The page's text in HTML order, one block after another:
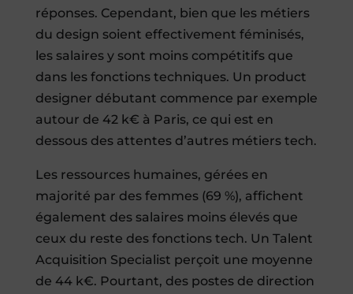
réponses. Cependant, bien que les métiers
du design soient effectivement féminisés,
les salaires y sont moins compétitifs que
dans les fonctions techniques. Un product
designer débutant commence par exemple
autour de 42 k€ à Paris, ce qui est en
dessous des attentes d’autres métiers tech.
Les ressources humaines, gérées en
majorité par des femmes (69 %), affichent
également des salaires moins élevés que
ceux du reste des fonctions tech. Un Talent
Acquisition Specialist perçoit une moyenne
de 44 k€. Pourtant, des postes de direction